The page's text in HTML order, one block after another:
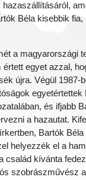
Béla kisebbik
a magyarországi
értett egyet azzal,
újra. Végül 1987-
egyetértettek
és ifjabb
a hazautat.
Bartók
helyezzék el a
család kívánta
szobrászművész